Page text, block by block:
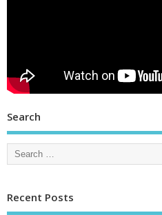
Search
Recent Posts